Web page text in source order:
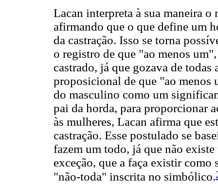
Lacan interpreta à sua maneira
afirmando que o que define um
da castração. Isso se torna
o registro de que "ao menos
castrado, já que gozava de
proposicional de que "ao menos
do masculino como um
pai da horda, para proporcionar
às mulheres, Lacan afirma que
castração. Esse postulado se
fazem um todo, já que não
exceção, que a faça existir
"não-toda" inscrita no simbólico.